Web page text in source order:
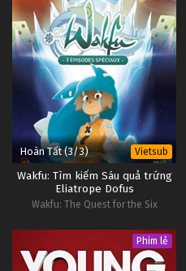
Hoàn Tất (3/3) Vietsub
Wakfu: Tìm kiếm Sáu quả trứng
Eliatrope Dofus
Wakfu: The Quest for the Six
Phim lẻ